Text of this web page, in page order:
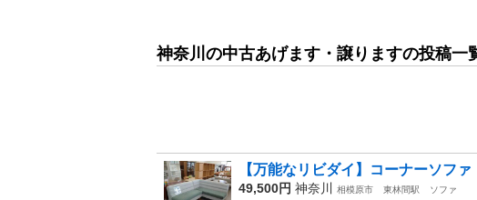
神奈川の中古あげます・譲りますの投稿一
【万能なリビダイ】コーナーソフ
49,500円 神奈川 相模原市 東林間駅
ソファ